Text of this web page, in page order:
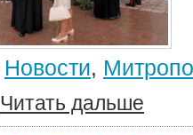
Новости,
Читать дальше